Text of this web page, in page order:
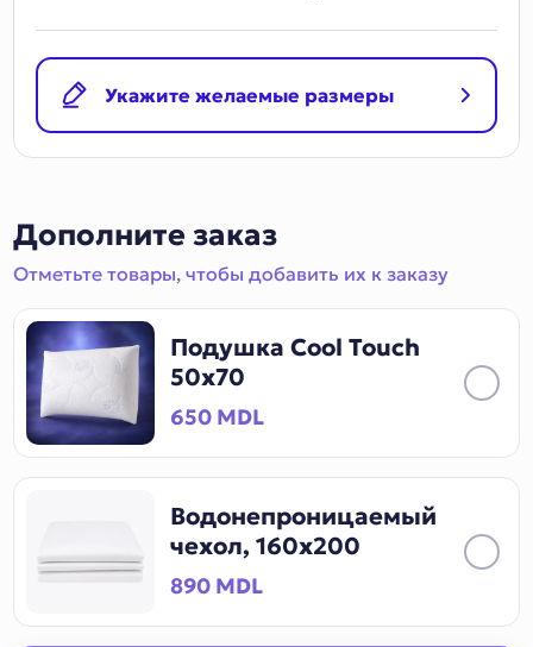
Укажите желаемые размеры
Дополните заказ
Отметьте товары, чтобы добавить их к заказу
Подушка Cool Touch
50x70
650 MDL
Водонепроницаемый
чехол, 160x200
890 MDL